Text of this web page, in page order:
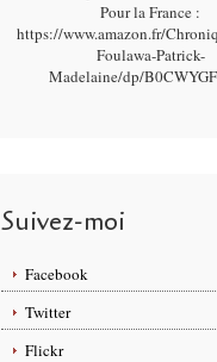
Pour la France :
https://www.amazon.fr/
Foulawa-Patrick-
Madelaine/dp/
Suivez-moi
Facebook
Twitter
Flickr